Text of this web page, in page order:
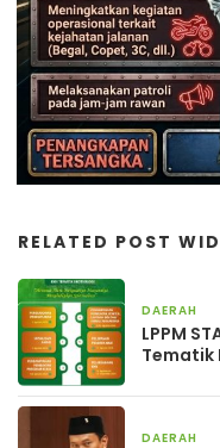
RELATED POST
DAERAH
LPPM
Tematik
DAERAH